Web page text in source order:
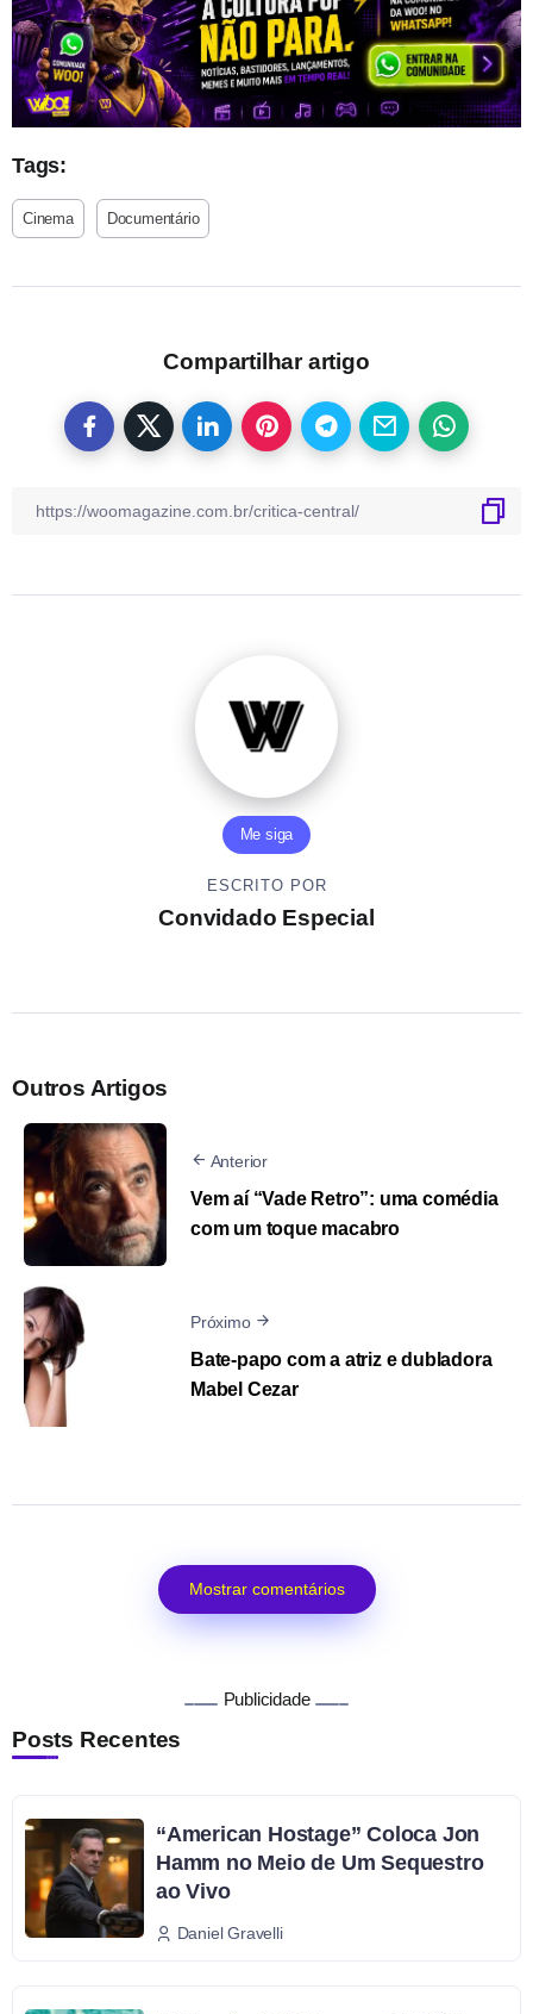
Tags:
Cinema Documentário
Compartilhar artigo
Me siga
ESCRITO POR
Convidado Especial
Outros Artigos
Anterior
Vem aí “Vade Retro”: uma comédia
com um toque macabro
Próximo
Bate-papo com a atriz e dubladora
Mabel Cezar
Mostrar comentários
Publicidade
Posts Recentes
“American Hostage” Coloca Jon
Hamm no Meio de Um Sequestro
ao Vivo
Daniel Gravelli